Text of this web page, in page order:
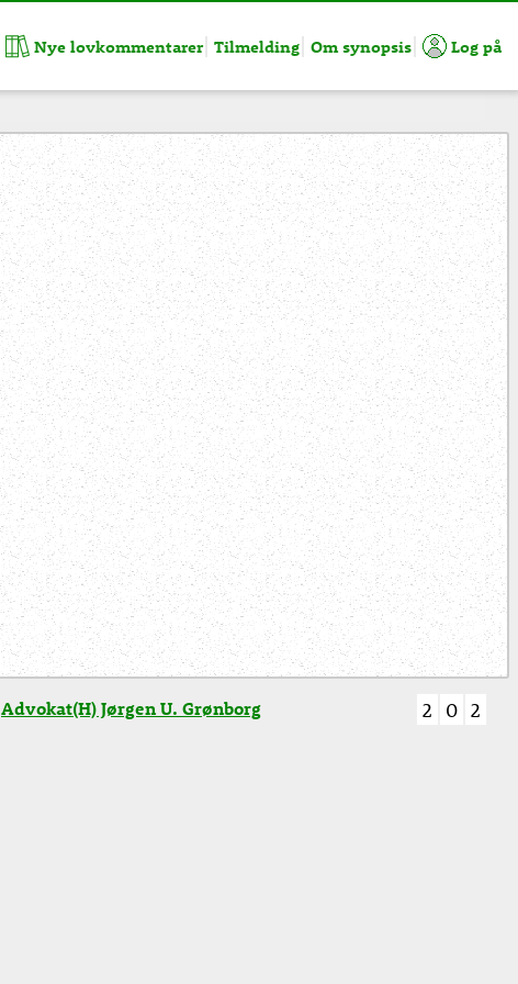
Nye lovkommentarer Tilmelding Om synopsis Log på
Advokat(H) Jørgen U. Grønborg 2 0 2